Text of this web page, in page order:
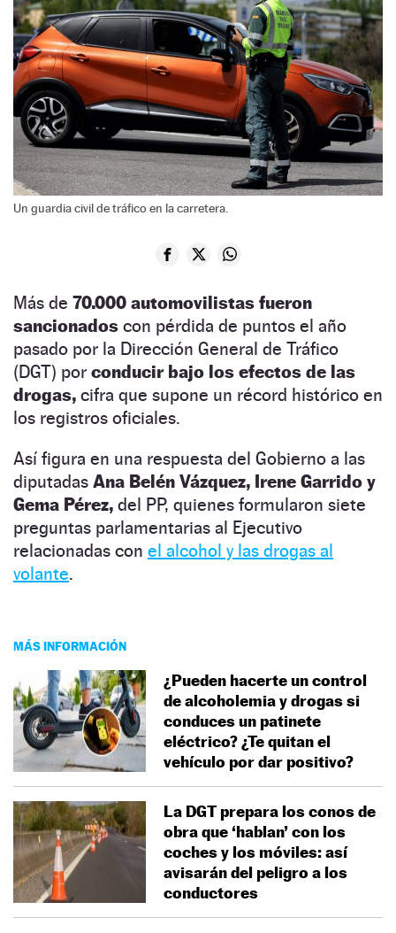
Un guardia civil de tráfico en la carretera.
Más de 70.000 automovilistas fueron
sancionados con pérdida de puntos el año
pasado por la Dirección General de Tráfico
(DGT) por conducir bajo los efectos de las
drogas, cifra que supone un récord histórico en
los registros oficiales.
Así figura en una respuesta del Gobierno a las
diputadas Ana Belén Vázquez, Irene Garrido y
Gema Pérez, del PP, quienes formularon siete
preguntas parlamentarias al Ejecutivo
relacionadas con el alcohol y las drogas al
volante.
MÁS INFORMACIÓN
¿Pueden hacerte un control
de alcoholemia y drogas si
conduces un patinete
eléctrico? ¿Te quitan el
vehículo por dar positivo?
La DGT prepara los conos de
obra que ‘hablan’ con los
coches y los móviles: así
avisarán del peligro a los
conductores